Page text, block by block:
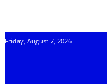
Friday, August 7, 2026